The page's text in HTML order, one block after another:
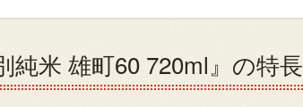
純米 雄町60 720ml』の特長